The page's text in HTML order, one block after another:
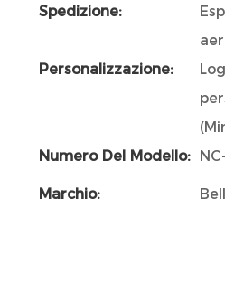
Spedizione:
Personalizzazione:
Numero Del Modello:
Marchio: